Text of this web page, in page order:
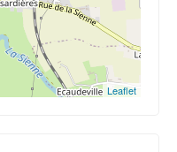
Leaflet